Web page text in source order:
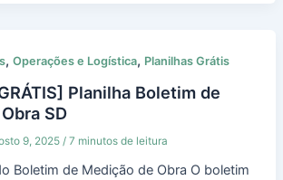
, Operações e Logística, Planilhas Grátis
Planilha Boletim de
SD
9, 2025 / 7 minutos de leitura
Boletim de Medição de Obra O boletim